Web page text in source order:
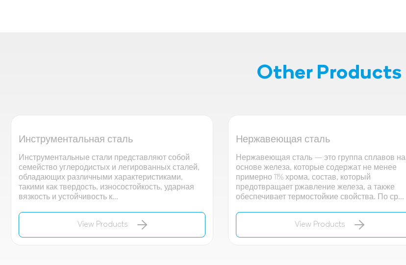
Other Products
Инструментальная сталь
Инструментальные стали представляют собой
семейство углеродистых и легированных сталей,
обладающих различными характеристиками,
такими как твердость, износостойкость, ударная
вязкость и устойчивость к...
View Products
Нержавеющая сталь
Нержавеющая сталь — это группа сплавов на
основе железа, которые содержат не менее
примерно 11% хрома, состав, который
предотвращает ржавление железа, а также
обеспечивает термостойкие свойства. По ср...
View Products